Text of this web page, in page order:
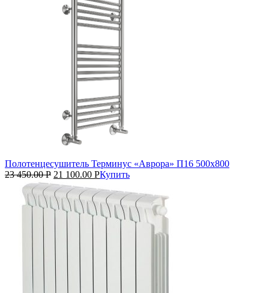
Полотенцесушитель Терминус «Аврора» П16 500х800
23 450.00Р 21 100.00 РКупить